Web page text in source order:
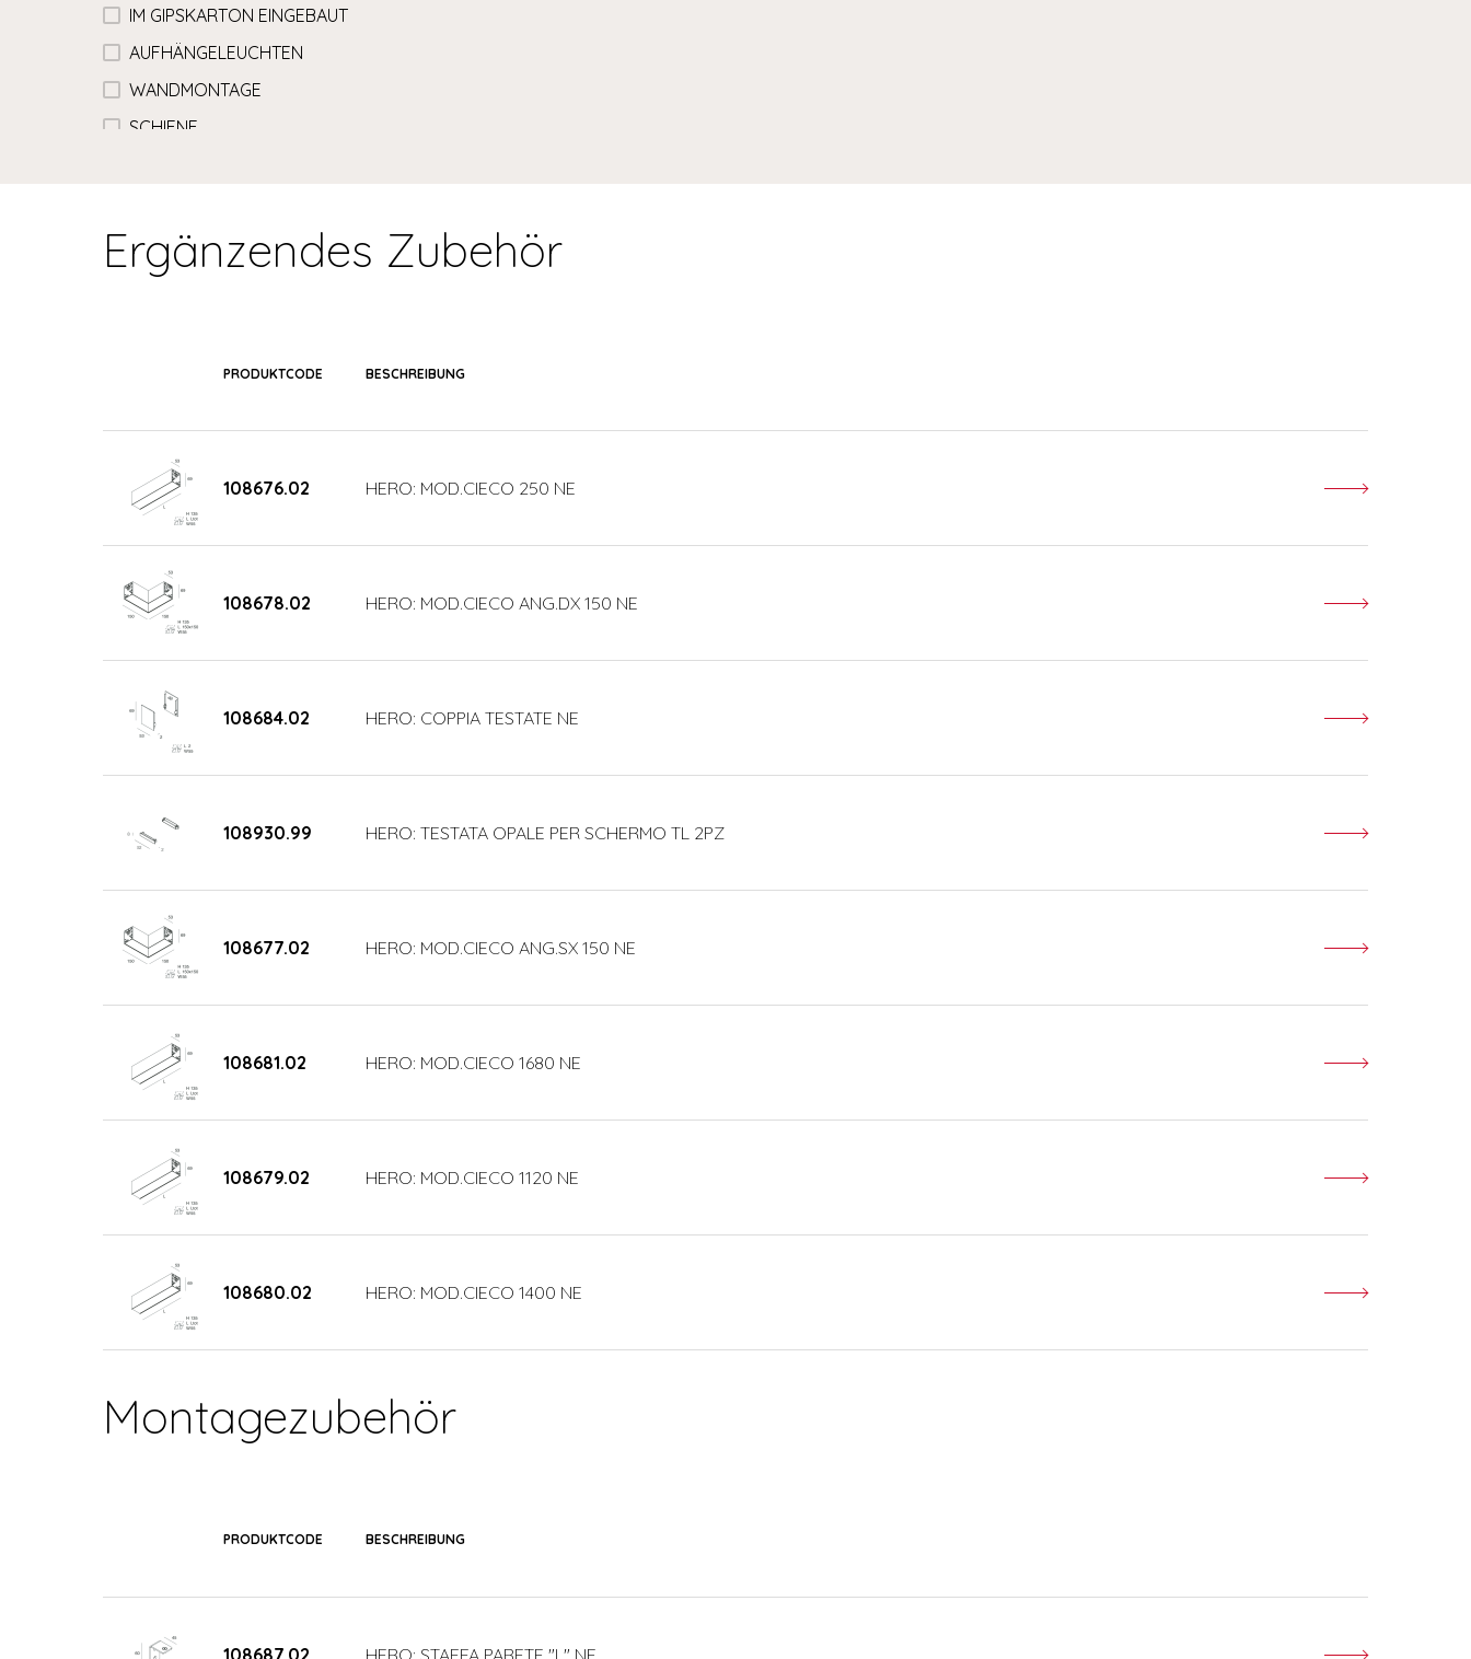
IM GIPSKARTON EINGEBAUT
AUFHÄNGELEUCHTEN
WANDMONTAGE
SCHIENE
Ergänzendes Zubehör
PRODUKTCODE BESCHREIBUNG
108676.02 HERO: MOD.CIECO 250 NE
108678.02 HERO: MOD.CIECO ANG.DX 150 NE
108684.02 HERO: COPPIA TESTATE NE
108930.99 HERO: TESTATA OPALE PER SCHERMO TL 2PZ
108677.02 HERO: MOD.CIECO ANG.SX 150 NE
108681.02 HERO: MOD.CIECO 1680 NE
108679.02 HERO: MOD.CIECO 1120 NE
108680.02 HERO: MOD.CIECO 1400 NE
Montagezubehör
PRODUKTCODE BESCHREIBUNG
108687.02 HERO: STAFFA PARETE "L" NE